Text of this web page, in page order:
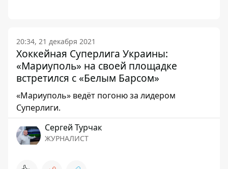
20:34, 21 декабря 2021
Хоккейная Суперлига Украины:
«Мариуполь» на своей площадке
встретился с «Белым Барсом»
«Мариуполь» ведёт погоню за лидером
Суперлиги.
Сергей Турчак
ЖУРНАЛИСТ